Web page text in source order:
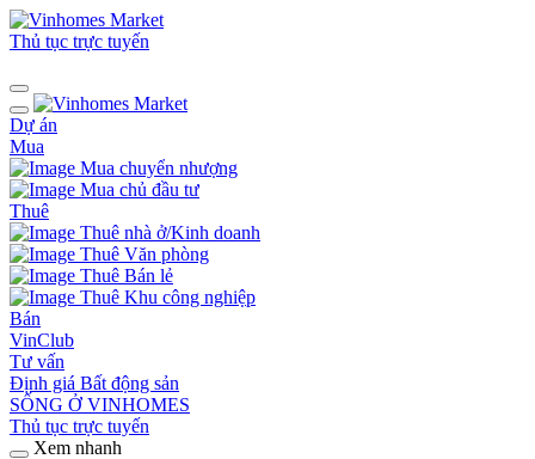
Thủ tục trực tuyến
Dự án
Mua
Mua chuyển nhượng
Mua chủ đầu tư
Thuê
Thuê nhà ở/Kinh doanh
Thuê Văn phòng
Thuê Bán lẻ
Thuê Khu công nghiệp
Bán
VinClub
Tư vấn
Định giá Bất động sản
SỐNG Ở VINHOMES
Thủ tục trực tuyến
Xem nhanh